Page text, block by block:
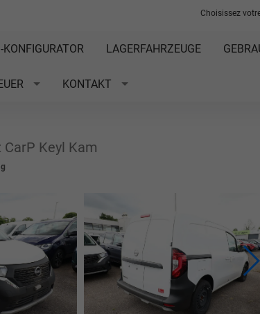
Choisissez
KONFIGURATOR LAGERFAHRZEUGE
KONTAKT
CarP Keyl Kam